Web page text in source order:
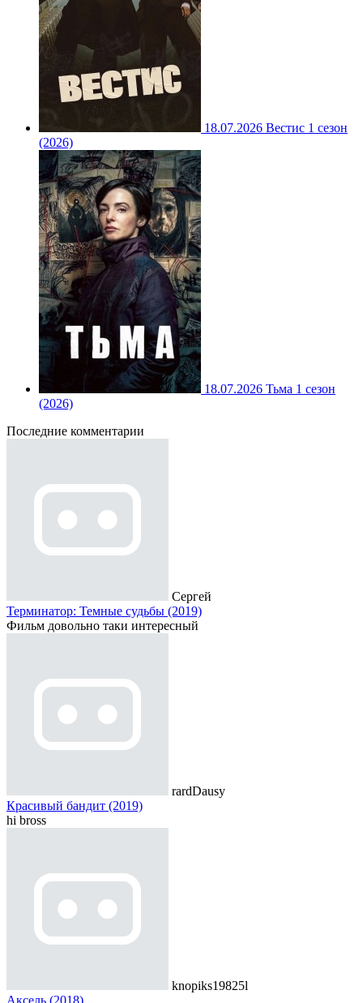
18.07.2026 Вестис 1 сезон
(2026)
18.07.2026 Тьма 1 сезон
(2026)
Последние комментарии
Сергей
Терминатор: Темные судьбы (2019)
Фильм довольно таки интересный
rardDausy
Красивый бандит (2019)
hi bross
knopiks19825l
Аксель (2018)